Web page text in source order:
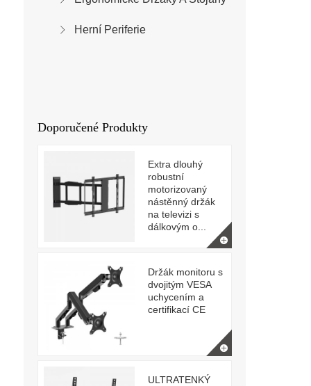
Herní Periferie
Doporučené Produkty
Extra dlouhý
robustní
motorizovaný
nástěnný držák
na televizi s
dálkovým o...
Držák monitoru s
dvojitým VESA
uchycením a
certifikací CE
ULTRATENKÝ